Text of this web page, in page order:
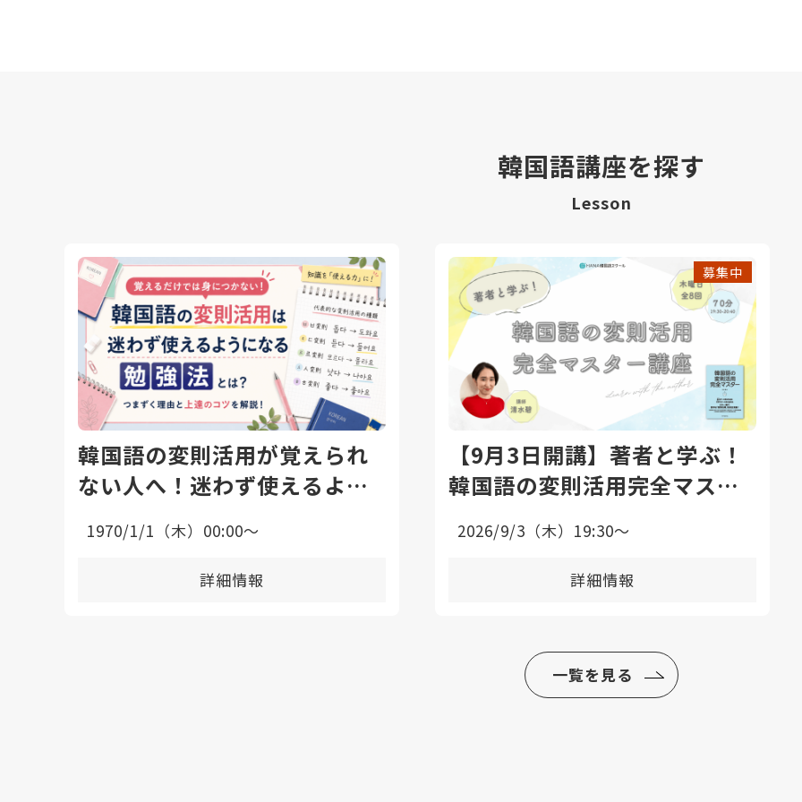
韓国語講座を探す
Lesson
韓国語の変則活用が覚えられ
ない人へ！迷わず使えるよう
1970/1/1（木）00:00〜
詳細情報
募集中
【9月3日開講】著者と学ぶ！
韓国語の変則活用完全マスタ
2026/9/3（木）19:30〜
詳細情報
一覧を見る